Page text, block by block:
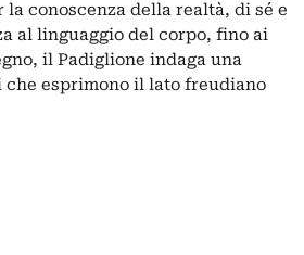
la conoscenza della realtà, di sé e
al linguaggio del corpo, fino ai
il Padiglione indaga una
esprimono il lato freudiano